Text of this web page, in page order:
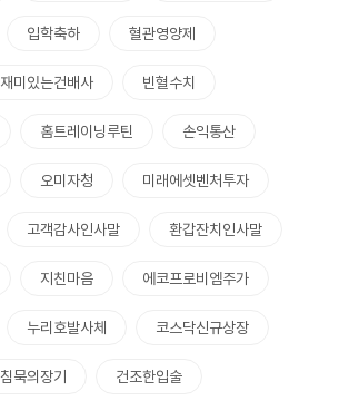
입학축하 혈관영양제
재미있는건배사 빈혈수치
홈트레이닝루틴 손익통산
오미자청 미래에셋벤처투자
고객감사인사말 환갑잔치인사말
지친마음 에코프로비엠주가
누리호발사체 코스닥신규상장
침묵의장기 건조한입술